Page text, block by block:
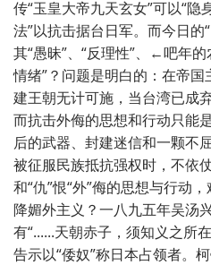
传“玉皇大帝九天玄女”可以“隐
法”以抗击据台日军。而今日的
其“愚昧”、“反理性”、←吧年
情绪”？问题是明白的：在帝
建王朝无计可施，当台湾已成
而抗击外侮的思想和行动只能
后的武器、封建迷信和一颗不
被征服民族抵抗强权时，不依
和“仇”恨“外”侮的思想与行动
降媚外主义？一八九五年吴汤
有“......天朝赤子，须知义之所
告示以“倭奴”称日本占领者。